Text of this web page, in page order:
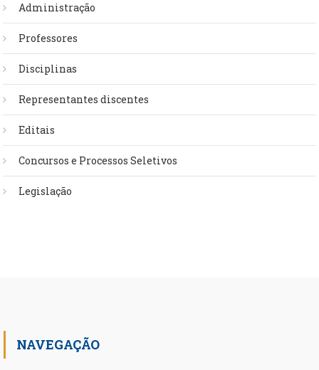
Administração
Professores
Disciplinas
Representantes discentes
Editais
Concursos e Processos Seletivos
Legislação
NAVEGAÇÃO